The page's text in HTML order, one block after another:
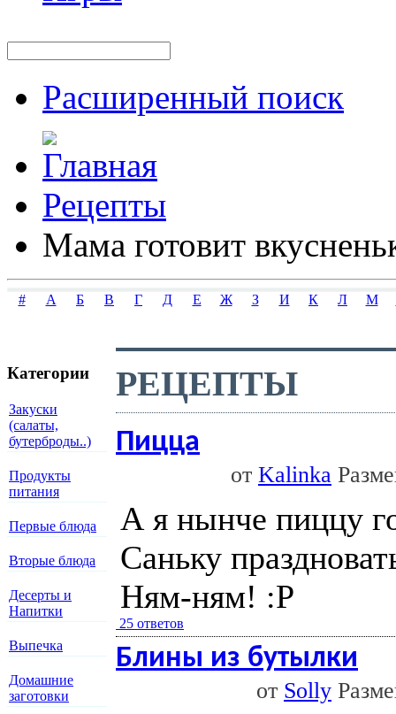
Расширенный поиск
Рецепты
Мама готовит
# А Б В Г Д Е Ж З И К Л М
Категории
Закуски
(салаты,
бутерброды..)
Продукты
питания
Первые блюда
Вторые блюда
Десерты и
Напитки
Выпечка
Домашние
заготовки
РЕЦЕПТЫ
Пицца
от Kalinka
А я нынче пиццу
Саньку
Ням-ням! :P
25 ответов
Блины из бутылки
от Solly